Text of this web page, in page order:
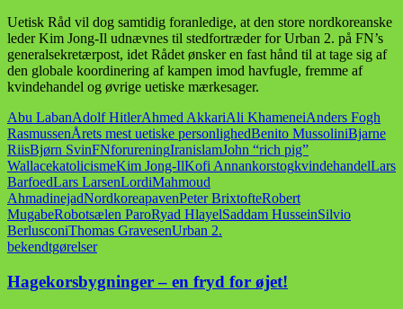
Uetisk Råd vil dog samtidig foranledige, at den store nordkoreanske
leder Kim Jong-Il udnævnes til stedfortræder for Urban 2. på FN’s
generalsekretærpost, idet Rådet ønsker en fast hånd til at tage sig af
den globale koordinering af kampen imod havfugle, fremme af
kvindehandel og øvrige uetiske mærkesager.
Abu LabanAdolf HitlerAhmed AkkariAli KhameneiAnders Fogh
RasmussenÅrets mest uetiske personlighedBenito MussoliniBjarne
RiisBjørn SvinFNforureningIranislamJohn “rich pig”
WallacekatolicismeKim Jong-IlKofi AnnankorstogkvindehandelLars
BarfoedLars LarsenLordiMahmoud
AhmadinejadNordkoreapavenPeter BrixtofteRobert
MugabeRobotsælen ParoRyad HlayelSaddam HusseinSilvio
BerlusconiThomas GravesenUrban 2.
bekendtgørelser
Hagekorsbygninger – en fryd for øjet!